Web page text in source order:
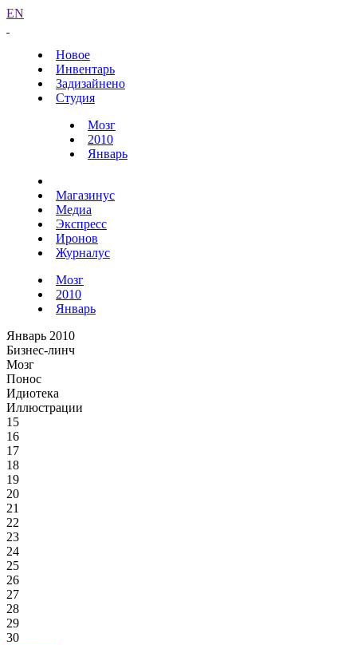
EN
Новое
Инвентарь
Задизайнено
Студия
Мозг
2010
Январь
Магазинус
Медиа
Экспресс
Иронов
Журналус
Мозг
2010
Январь
Январь 2010
Бизнес-линч
Мозг
Понос
Идиотека
Иллюстрации
15
16
17
18
19
20
21
22
23
24
25
26
27
28
29
30